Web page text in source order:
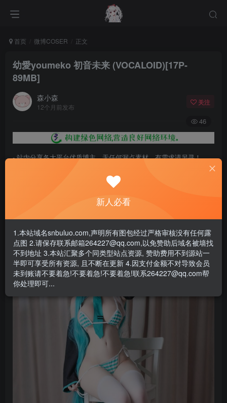
首页 微博COSER 正文
幼愛youmeko 初音未来 (VOCALOID)[17P-
89MB]
森小森
12个月前发布
关注
46
- 站内分享各大平台优质博主，无任何漏点素材，有需求请另寻！
- 百度网盘提示提取码错误，请更换浏览器重试，这是百度网盘版本问
- 遇见解压密码不对、无法解压，请查看《解压教程》
- 资源失效/充值未到账/账号解禁...等问题请《提交工单》
新人必看
1.本站域名snbuluo.com,声明所有图包经过严格审核没有任何露
点图 2.请保存联系邮箱264227@qq.com,以免赞助后域名被墙找
不到地址 3.本站汇聚多个同类型站点资源, 赞助费用不到源站一
半即可享受所有资源, 且不断在更新 4.因支付金额不对导致会员
未到账请不要着急!不要着急!不要着急!联系264227@qq.com帮
你处理即可...